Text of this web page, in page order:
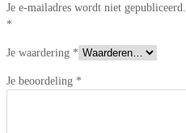
Je e-mailadres wordt niet gepubliceerd.
*
Je waardering *
Je beoordeling *